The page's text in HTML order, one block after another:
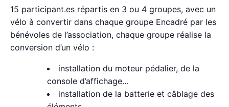
15 participant.es répartis en 3 ou 4 groupes, avec un
vélo à convertir dans chaque groupe Encadré par les
bénévoles de l’association, chaque groupe réalise la
conversion d’un vélo :
installation du moteur pédalier, de la
console d’affichage…
installation de la batterie et câblage des